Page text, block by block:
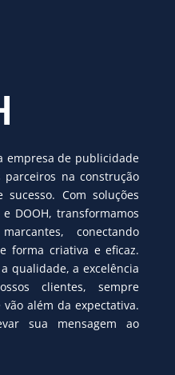
empresa de publicidade
parceiros na construção
Com soluções
DOOH, transformamos
conectando
forma criativa e eficaz.
qualidade, a excelência
clientes, sempre
além da expectativa.
sua mensagem ao